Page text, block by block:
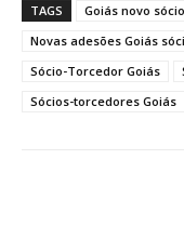
TAGS Goiás novo sócio
Novas adesões Goiás
Sócio-Torcedor Goiás
Sócios-torcedores Goiás